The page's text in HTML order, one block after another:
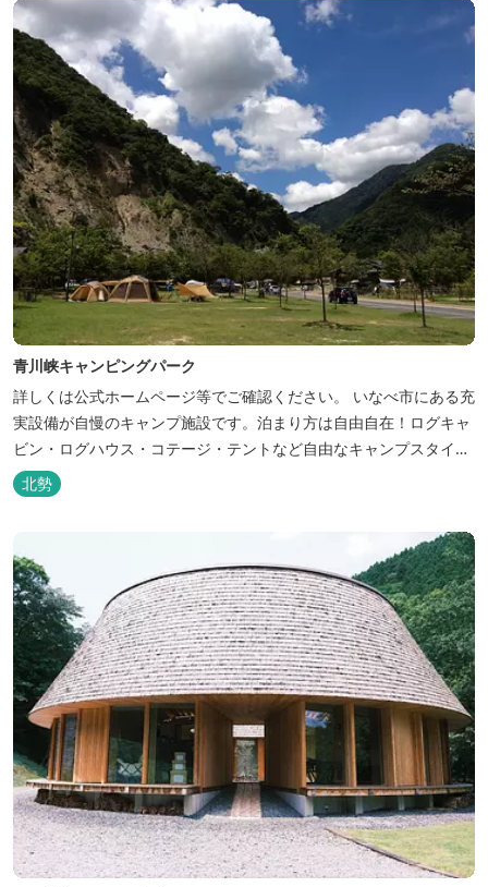
青川峡キャンピングパーク
詳しくは公式ホームページ等でご確認ください。 いなべ市にある充
実設備が自慢のキャンプ施設です。泊まり方は自由自在！ログキャ
ビン・ログハウス・コテージ・テントなど自由なキャンプスタイル
が楽しめます。屋根付きの炭火焼ハウスがありますので、雨や風の
日も快適にバーベキューをお楽しみいただけます。日帰り利用、団
ィールドもございま...
北勢